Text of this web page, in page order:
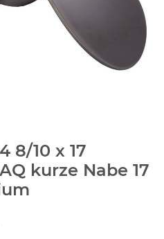
8/10 x 17
kurze Nabe 17